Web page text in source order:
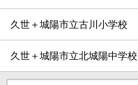
久世＋城陽市立古川小学校
久世＋城陽市立北城陽中学校